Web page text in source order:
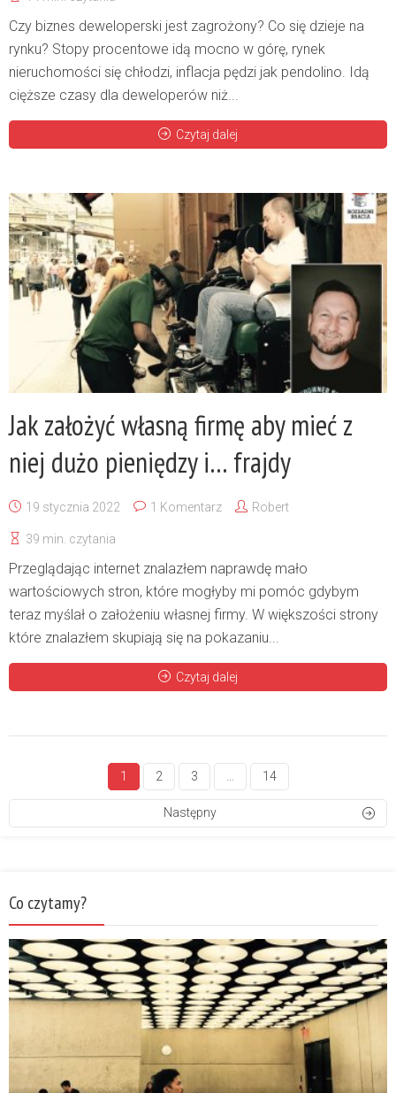
Czy biznes deweloperski jest zagrożony? Co się dzieje na
rynku? Stopy procentowe idą mocno w górę, rynek
nieruchomości się chłodzi, inflacja pędzi jak pendolino. Idą
cięższe czasy dla deweloperów niż...
Czytaj dalej
Jak założyć własną firmę aby mieć z
niej dużo pieniędzy i… frajdy
19 stycznia 2022 1 Komentarz Robert
39 min. czytania
Przeglądając internet znalazłem naprawdę mało
wartościowych stron, które mogłyby mi pomóc gdybym
teraz myślał o założeniu własnej firmy. W większości strony
które znalazłem skupiają się na pokazaniu...
Czytaj dalej
1 2 3 14
Następny
Co czytamy?